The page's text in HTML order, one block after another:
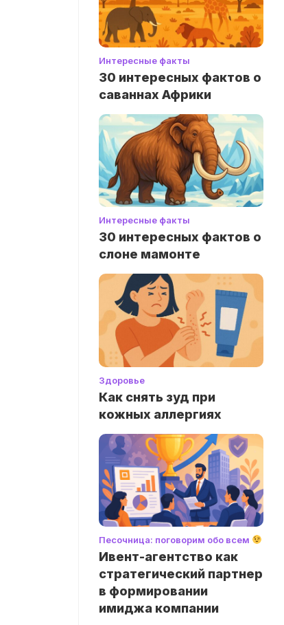
Интересные факты
30 интересных фактов о
саваннах Африки
Интересные факты
30 интересных фактов о
слоне мамонте
Здоровье
Как снять зуд при
кожных аллергиях
Песочница: поговорим обо всем
Ивент-агентство как
стратегический партнер
в формировании
имиджа компании